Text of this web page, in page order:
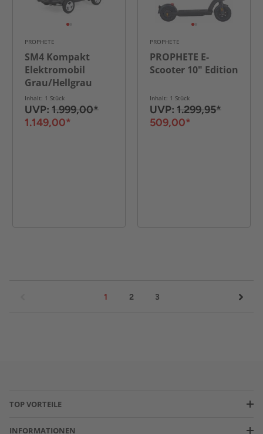
PROPHETE
SM4 Kompakt
Elektromobil
Grau/Hellgrau
Inhalt: 1 Stück
UVP: 1.999,00*
1.149,00*
PROPHETE
PROPHETE E-
Scooter 10" Edition
Inhalt: 1 Stück
UVP: 1.299,95*
509,00*
1 2 3
TOP VORTEILE
INFORMATIONEN